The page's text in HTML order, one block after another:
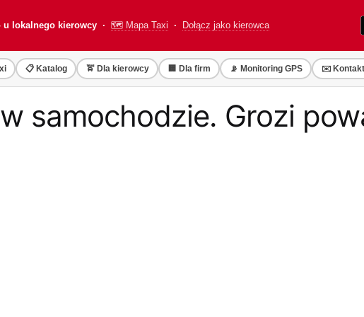
u lokalnego kierowcy · 🗺️ Mapa Taxi · Dołącz jako kierowca
📋 Katalog 🚖 Dla kierowcy 🏢 Dla firm 📡 Monitoring GPS ✉️ Kontakt
samochodzie. Grozi